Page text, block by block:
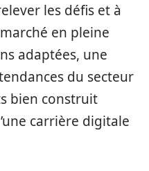
les défis et à
en pleine
adaptées, une
du secteur
bien construit
carrière digitale